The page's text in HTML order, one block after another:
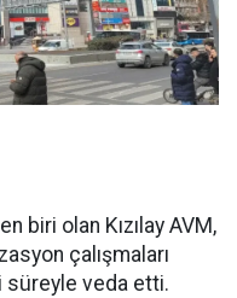
biri olan Kızılay AVM,
çalışmaları
veda etti.